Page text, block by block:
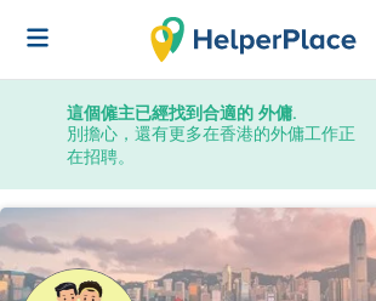
這個僱主已經找到合適的 外傭.
別擔心，還有更多在香港的外傭工作正
在招聘。